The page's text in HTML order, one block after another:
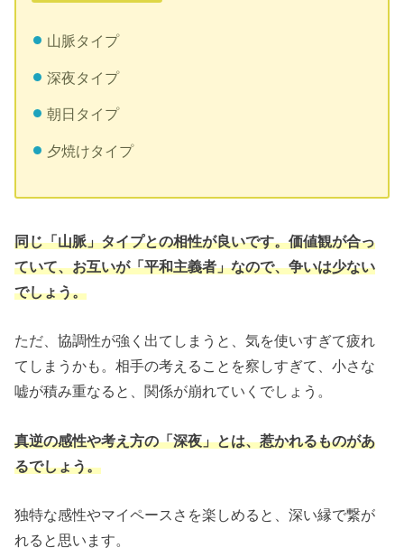
山脈タイプ
深夜タイプ
朝日タイプ
夕焼けタイプ
同じ「山脈」タイプとの相性が良いです。価値観が合っ
ていて、お互いが「平和主義者」なので、争いは少ない
でしょう。
ただ、協調性が強く出てしまうと、気を使いすぎて疲れ
てしまうかも。相手の考えることを察しすぎて、小さな
嘘が積み重なると、関係が崩れていくでしょう。
真逆の感性や考え方の「深夜」とは、惹かれるものがあ
るでしょう。
独特な感性やマイペースさを楽しめると、深い縁で繋が
れると思います。